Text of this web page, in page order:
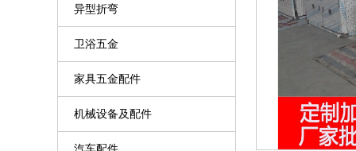
异型折弯
卫浴五金
家具五金配件
机械设备及配件